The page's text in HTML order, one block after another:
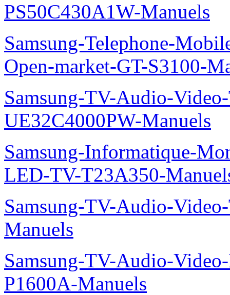
PS50C430A1W-Manuels
Samsung-Telephone-
Open-market-GT-S3100-
Samsung-TV-Audio-
UE32C4000PW-Manuels
Samsung-Informatique-
LED-TV-T23A350-
Samsung-TV-Audio-
Manuels
Samsung-TV-Audio-
P1600A-Manuels